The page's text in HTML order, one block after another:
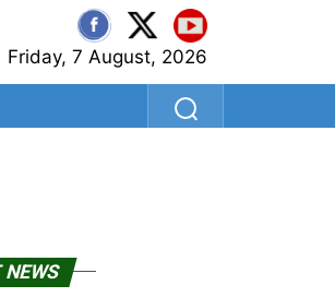
Friday, 7 August, 2026
NEWS